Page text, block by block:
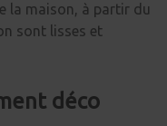
la maison, à partir du
sont lisses et
déco